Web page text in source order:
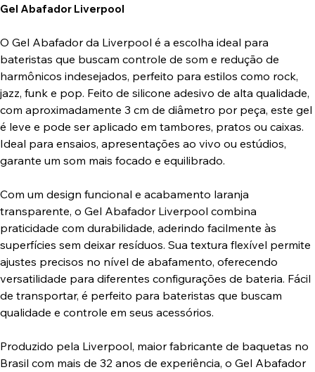
Gel Abafador Liverpool
O Gel Abafador da Liverpool é a escolha ideal para
bateristas que buscam controle de som e redução de
harmônicos indesejados, perfeito para estilos como rock,
jazz, funk e pop. Feito de silicone adesivo de alta qualidade,
com aproximadamente 3 cm de diâmetro por peça, este gel
é leve e pode ser aplicado em tambores, pratos ou caixas.
Ideal para ensaios, apresentações ao vivo ou estúdios,
garante um som mais focado e equilibrado.
Com um design funcional e acabamento laranja
transparente, o Gel Abafador Liverpool combina
praticidade com durabilidade, aderindo facilmente às
superfícies sem deixar resíduos. Sua textura flexível permite
ajustes precisos no nível de abafamento, oferecendo
versatilidade para diferentes configurações de bateria. Fácil
de transportar, é perfeito para bateristas que buscam
qualidade e controle em seus acessórios.
Produzido pela Liverpool, maior fabricante de baquetas no
Brasil com mais de 32 anos de experiência, o Gel Abafador